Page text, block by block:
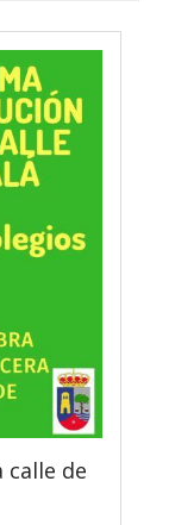
calle de